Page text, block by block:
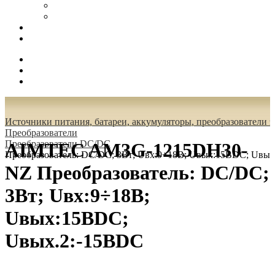
Источники питания, батареи, аккумуляторы, преобразователи
Преобразователи
Преобразователи DC/DC
Преобразователь: DC/DC; 3Вт; Uвх:9÷18В; Uвых:15ВDC;
AIMTEC AM3G-1215DH30-
NZ Преобразователь: DC/DC;
3Вт; Uвх:9÷18В;
Uвых:15ВDC;
Uвых.2:-15ВDC